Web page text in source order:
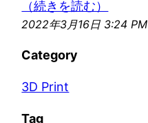
（続きを読む）
2022年3月16日 3:24 PM
Category
3D Print
Tag